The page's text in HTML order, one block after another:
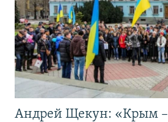
Андрей Щекун: «Крым –